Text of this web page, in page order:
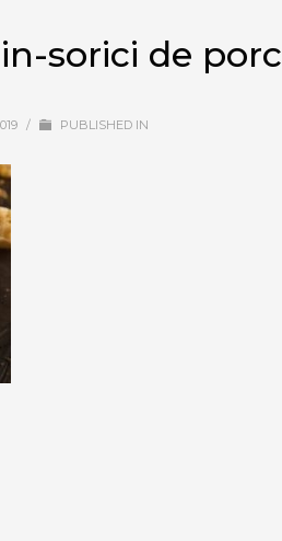
sorici de porc
/ PUBLISHED IN